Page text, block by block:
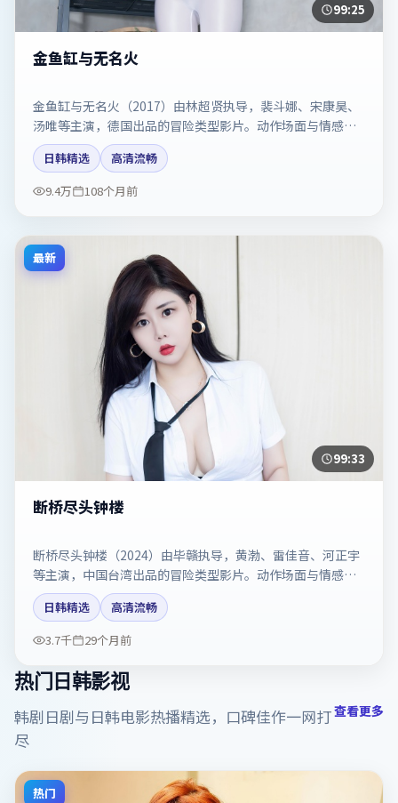
99:25
金鱼缸与无名火
金鱼缸与无名火（2017）由林超贤执导，裴斗娜、宋康昊、
汤唯等主演，德国出品的冒险类型影片。动作场面与情感戏
比例拿捏得当。剧情简介与主创信息可供检索参考，上映日
期以片方资料为准。
日韩精选
高清流畅
9.4万
108个月前
最新
99:33
断桥尽头钟楼
断桥尽头钟楼（2024）由毕赣执导，黄渤、雷佳音、河正宇
等主演，中国台湾出品的冒险类型影片。动作场面与情感戏
比例拿捏得当。剧情简介与主创信息可供检索参考，上映日
期以片方资料为准。
日韩精选
高清流畅
3.7千
29个月前
热门日韩影视
韩剧日剧与日韩电影热播精选，口碑佳作一网打
尽
查看更多
热门